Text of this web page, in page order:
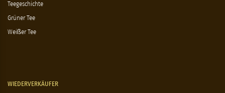
Teegeschichte
Grüner Tee
Weißer Tee
WIEDERVERKÄUFER